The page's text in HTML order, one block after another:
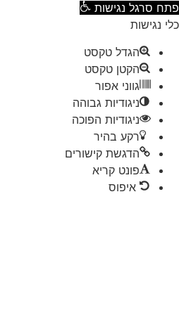
סרגל נגישות
נגישות
הגדל טקסט
הקטן טקסט
גווני אפור
ניגודיות גבוהה
ניגודיות הפוכה
רקע בהיר
הדגשת קישורים
פונט קריא
איפוס